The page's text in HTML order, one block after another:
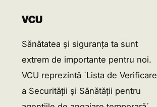
VCU
Sănătatea și siguranța ta sunt
extrem de importante pentru noi.
VCU reprezintă ´Lista de Verificare
a Securității și Sănătății pentru